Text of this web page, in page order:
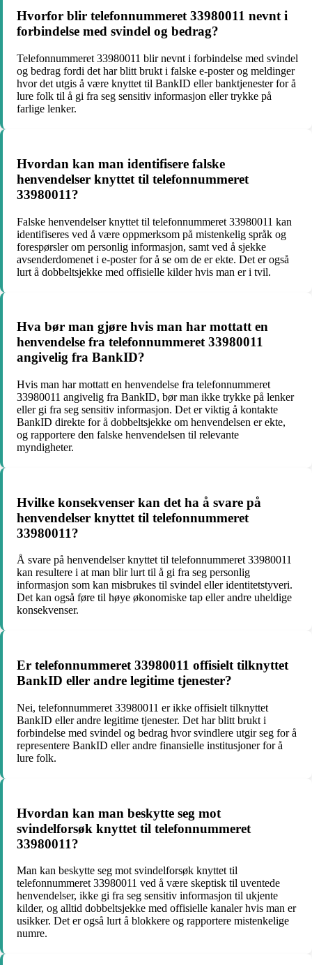
Hvorfor blir telefonnummeret 33980011 nevnt i
forbindelse med svindel og bedrag?
Telefonnummeret 33980011 blir nevnt i forbindelse med svindel
og bedrag fordi det har blitt brukt i falske e-poster og meldinger
hvor det utgis å være knyttet til BankID eller banktjenester for å
lure folk til å gi fra seg sensitiv informasjon eller trykke på
farlige lenker.
Hvordan kan man identifisere falske
henvendelser knyttet til telefonnummeret
33980011?
Falske henvendelser knyttet til telefonnummeret 33980011 kan
identifiseres ved å være oppmerksom på mistenkelig språk og
forespørsler om personlig informasjon, samt ved å sjekke
avsenderdomenet i e-poster for å se om de er ekte. Det er også
lurt å dobbeltsjekke med offisielle kilder hvis man er i tvil.
Hva bør man gjøre hvis man har mottatt en
henvendelse fra telefonnummeret 33980011
angivelig fra BankID?
Hvis man har mottatt en henvendelse fra telefonnummeret
33980011 angivelig fra BankID, bør man ikke trykke på lenker
eller gi fra seg sensitiv informasjon. Det er viktig å kontakte
BankID direkte for å dobbeltsjekke om henvendelsen er ekte,
og rapportere den falske henvendelsen til relevante
myndigheter.
Hvilke konsekvenser kan det ha å svare på
henvendelser knyttet til telefonnummeret
33980011?
Å svare på henvendelser knyttet til telefonnummeret 33980011
kan resultere i at man blir lurt til å gi fra seg personlig
informasjon som kan misbrukes til svindel eller identitetstyveri.
Det kan også føre til høye økonomiske tap eller andre uheldige
konsekvenser.
Er telefonnummeret 33980011 offisielt tilknyttet
BankID eller andre legitime tjenester?
Nei, telefonnummeret 33980011 er ikke offisielt tilknyttet
BankID eller andre legitime tjenester. Det har blitt brukt i
forbindelse med svindel og bedrag hvor svindlere utgir seg for å
representere BankID eller andre finansielle institusjoner for å
lure folk.
Hvordan kan man beskytte seg mot
svindelforsøk knyttet til telefonnummeret
33980011?
Man kan beskytte seg mot svindelforsøk knyttet til
telefonnummeret 33980011 ved å være skeptisk til uventede
henvendelser, ikke gi fra seg sensitiv informasjon til ukjente
kilder, og alltid dobbeltsjekke med offisielle kanaler hvis man er
usikker. Det er også lurt å blokkere og rapportere mistenkelige
numre.